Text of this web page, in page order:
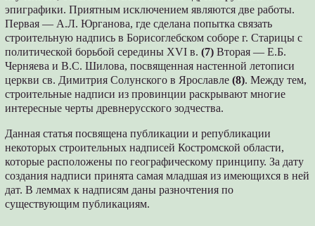
эпиграфики. Приятным исключением являются две работы.
Первая — А.Л. Юрганова, где сделана попытка связать
строительную надпись в Борисоглебском соборе г. Старицы с
политической борьбой середины XVI в.(7) Вторая — Е.Б.
Черняева и В.С. Шилова, посвященная настенной летописи
церкви св. Димитрия Солунского в Ярославле(8). Между тем,
строительные надписи из провинции раскрывают многие
интересные черты древнерусского зодчества.
Данная статья посвящена публикации и републикации
некоторых строительных надписей Костромской области,
которые расположены по географическому принципу. За дату
создания надписи принята самая младшая из имеющихся в ней
дат. В леммах к надписям даны разночтения по
существующим публикациям.